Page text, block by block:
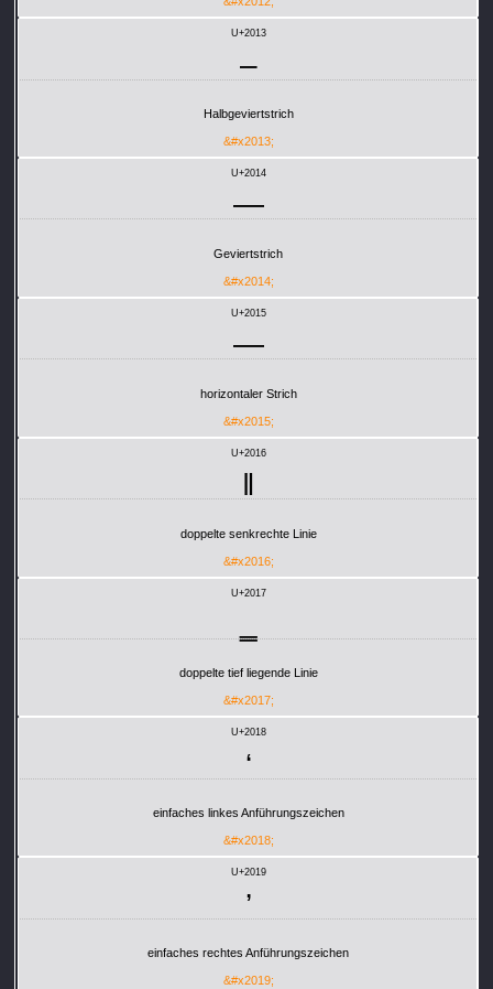
U+2013
–
Halbgeviertstrich
&#x2013;
U+2014
—
Geviertstrich
&#x2014;
U+2015
―
horizontaler Strich
&#x2015;
U+2016
‖
doppelte senkrechte Linie
&#x2016;
U+2017
doppelte tief liegende Linie
&#x2017;
U+2018
‘
einfaches linkes Anführungszeichen
&#x2018;
U+2019
’
einfaches rechtes Anführungszeichen
&#x2019;